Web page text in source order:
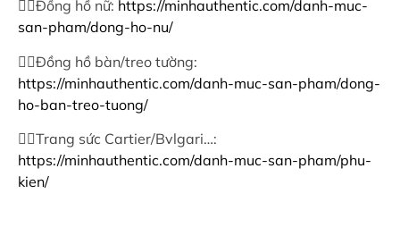
👉🏻Đồng hồ nữ: https://minhauthentic.com/danh-muc-
san-pham/dong-ho-nu/
👉🏻Đồng hồ bàn/treo tường:
https://minhauthentic.com/danh-muc-san-pham/dong-
ho-ban-treo-tuong/
👉🏻Trang sức Cartier/Bvlgari…:
https://minhauthentic.com/danh-muc-san-pham/phu-
kien/